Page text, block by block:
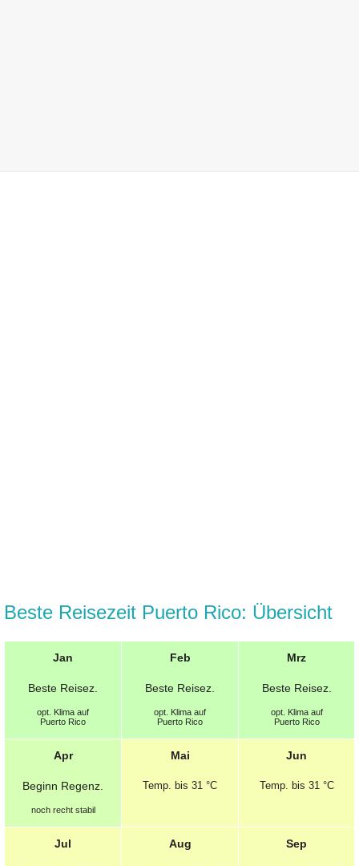
Beste Reisezeit Puerto Rico: Übersicht
Jan
Beste Reisez.
opt. Klima auf
Puerto Rico
Feb
Beste Reisez.
opt. Klima auf
Puerto Rico
Mrz
Beste Reisez.
opt. Klima auf
Puerto Rico
Apr
Beginn Regenz.
noch recht stabil
Mai
Temp. bis 31 °C
Jun
Temp. bis 31 °C
Jul Aug Sep